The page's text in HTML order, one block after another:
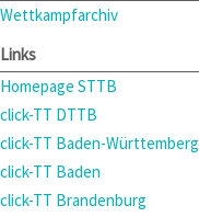
Wettkampfarchiv
Links
Homepage STTB
click-TT DTTB
click-TT Baden-Württemberg
click-TT Baden
click-TT Brandenburg